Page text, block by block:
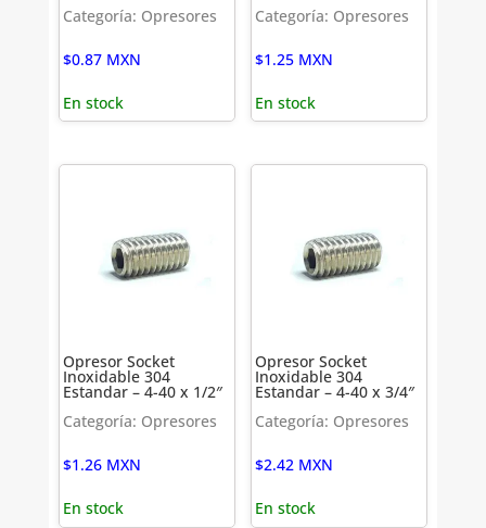
Categoría: Opresores
$0.87 MXN
En stock
Categoría: Opresores
$1.25 MXN
En stock
Opresor Socket
Inoxidable 304
Estandar – 4-40 x 1/2″
Categoría: Opresores
$1.26 MXN
En stock
Opresor Socket
Inoxidable 304
Estandar – 4-40 x 3/4″
Categoría: Opresores
$2.42 MXN
En stock